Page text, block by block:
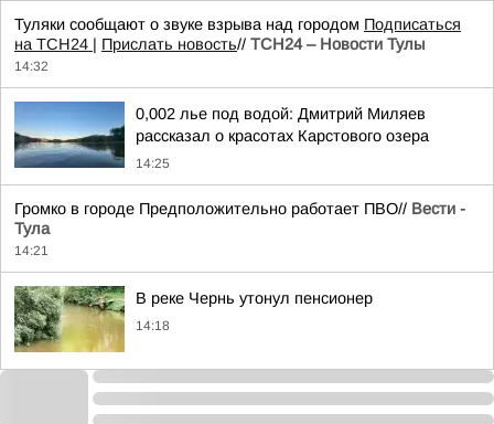
Туляки сообщают о звуке взрыва над городом Подписаться
на ТСН24 | Прислать новость// ТСН24 – Новости Тулы
14:32
0,002 лье под водой: Дмитрий Миляев
рассказал о красотах Карстового озера
14:25
Громко в городе Предположительно работает ПВО// Вести -
Тула
14:21
В реке Чернь утонул пенсионер
14:18